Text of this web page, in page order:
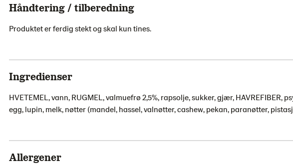
Håndtering / tilberedning
Produktet er ferdig stekt og skal kun tines.
Ingredienser
HVETEMEL, vann, RUGMEL, valmuefrø 2,5%, rapsolje, sukker, gjær, HAVREFIBER,
egg, lupin, melk, nøtter (mandel, hassel, valnøtter, cashew, pekan, paranøtter,
Allergener